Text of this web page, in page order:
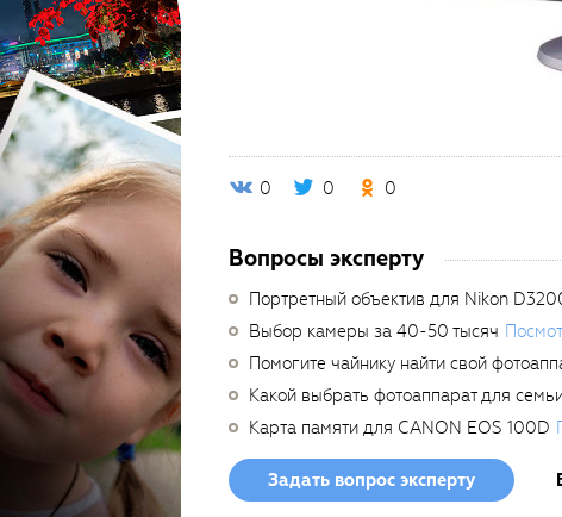
0 0 0
Вопросы эксперту
Портретный объектив для Nikon
Выбор камеры за 40-50 тысяч
Помогите чайнику найти свой
Какой выбрать фотоаппарат для
Карта памяти для CANON EOS 100D
Задать вопрос эксперту